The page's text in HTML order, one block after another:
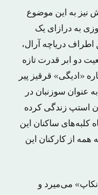
نیز به این موضوع
به درازای یک
دریاچه آرال،
دو ابر قدرت تازه
«ادیگی» قرقیز پیر
عنوان سوزنبان در
استپ زندگی کرده
کلبه‌های ساکنان این
همه از کارکنان این
می‌میرد و